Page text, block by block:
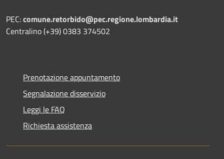
PEC:comune.retorbido@pec.regione.lombardia.it
Centralino (+39) 0383 374502
Prenotazione appuntamento
Segnalazione disservizio
Leggi le FAQ
Richiesta assistenza